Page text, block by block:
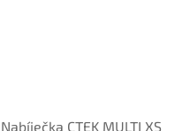
Nabíječka CTEK MULTI XS